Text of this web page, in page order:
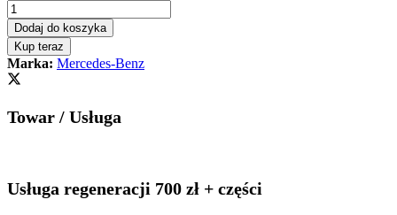
turbina
Mercedes
E-
CLASS
W213
194KM
Dodaj do koszyka
Kup teraz
Marka: Mercedes-Benz
Towar / Usługa
Usługa regeneracji 700 zł + części